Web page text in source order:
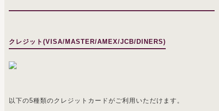
クレジット(VISA/MASTER/AMEX/JCB/DINERS)
以下の5種類のクレジットカードがご利用いただけます。